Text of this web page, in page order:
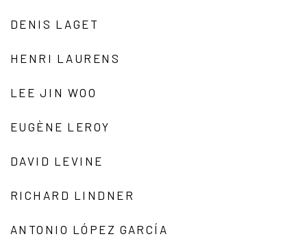
DENIS LAGET
HENRI LAURENS
LEE JIN WOO
EUGÈNE LEROY
DAVID LEVINE
RICHARD LINDNER
ANTONIO LÓPEZ GARCÍA